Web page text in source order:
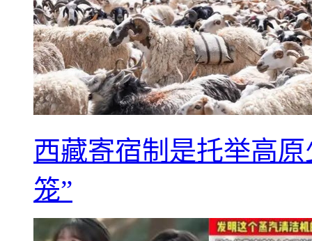
西藏寄宿制是托举高
笼”